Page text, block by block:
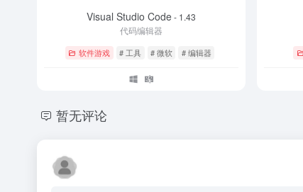
Visual Studio Code- 1.43
代码编辑器
软件游戏 # 工具 # 微软 # 编辑器
暂无评论